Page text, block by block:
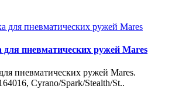
для пневматических ружей Mares
пневматических ружей Mares.
Cyrano/Spark/Stealth/St..